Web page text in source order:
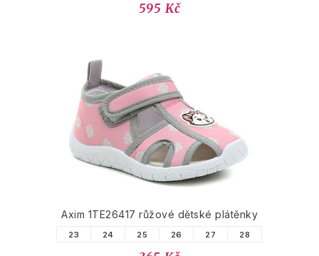
595 Kč
Axim 1TE26417 růžové dětské plátěnky
23 24 25 26 27 28